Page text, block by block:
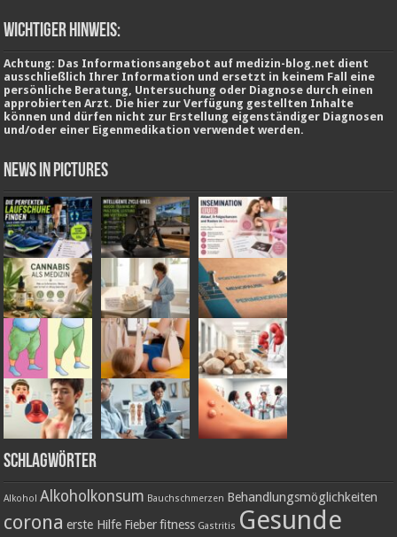
wichtiger Hinweis:
Achtung: Das Informationsangebot auf medizin-blog.net dient
ausschließlich Ihrer Information und ersetzt in keinem Fall eine
persönliche Beratung, Untersuchung oder Diagnose durch einen
approbierten Arzt. Die hier zur Verfügung gestellten Inhalte
können und dürfen nicht zur Erstellung eigenständiger Diagnosen
und/oder einer Eigenmedikation verwendet werden.
News in Pictures
Schlagwörter
Alkohol Alkoholkonsum Bauchschmerzen Behandlungsmöglichkeiten
corona erste Hilfe Fieber fitness Gastritis Gesunde